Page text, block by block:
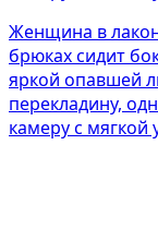
Женщина в
брюках сидит
яркой опавшей
перекладину,
камеру с мягкой